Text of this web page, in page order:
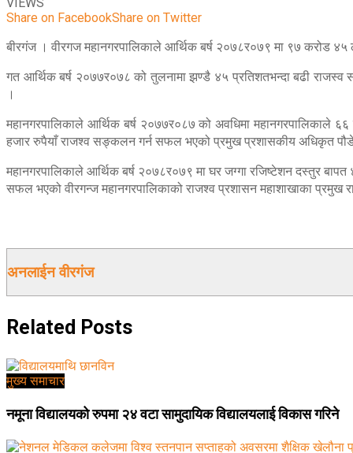
Share on FacebookShare on Twitter
बीरगंज । वीरगज महानगरपालिकाले आर्थिक बर्ष २०७८र०७९ मा ९७ करोड
गत आर्थिक बर्ष २०७७र०७८ को तुलनामा झण्डै ४५ प्रतिशतभन्दा बढी
।
महानगरपालिकाले आर्थिक बर्ष २०७७र०८७ को अवधिमा
हजार रुपैयाँ राजश्व सङ्कलन गर्न सफल भएको प्रमुख प्रशासकीय अधिकृत
महानगरपालिकाले आर्थिक बर्ष २०७८र०७९ मा घर जग्गा रजिष्टेशन दस्तुर
सफल भएको वीरगन्ज महानगरपालिकाको राजश्व प्रशासन महाशाखाका प्रमुख
अनलाईन वीरगंज
Related Posts
मुख्य समाचार
नमूना विद्यालयको रुपमा २४ वटा सामुदायिक विद्यालयलाई विकास गरिने